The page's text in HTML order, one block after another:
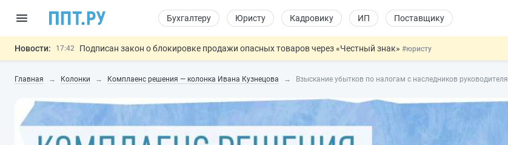
Бухгалтеру Юристу Кадровику ИП Поставщику
Новости: 17:42 Подписан закон о блокировке продажи опасных товаров через «Честный знак» #юристу
16:02 Госпошлину за устранение ошибок в документах предлагают отменить #физлицу
Изменят правила контроля за подрядчиками ИЖС с эскроу-счетами
#юристу
Разработают единые критерии трудовых и ГПХ-отношений
Главная Колонки Комплаенс решения — колонка Ивана Кузнецова Взыскание убытков по налогам с наследников руководителя